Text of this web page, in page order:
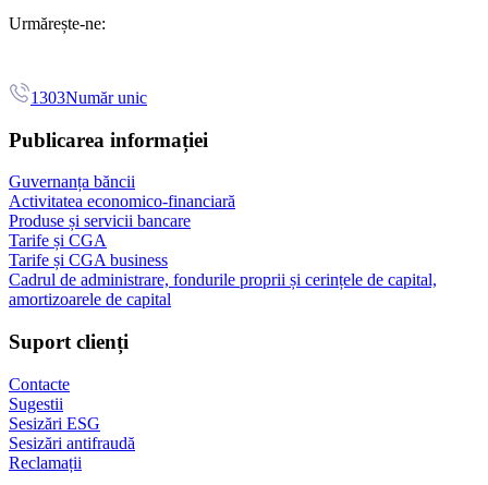
Urmărește-ne:
1303Număr unic
Publicarea informației
Guvernanța băncii
Activitatea economico-financiară
Produse și servicii bancare
Tarife și CGA
Tarife și CGA business
Cadrul de administrare, fondurile proprii și cerințele de capital,
amortizoarele de capital
Suport clienți
Contacte
Sugestii
Sesizări ESG
Sesizări antifraudă
Reclamații